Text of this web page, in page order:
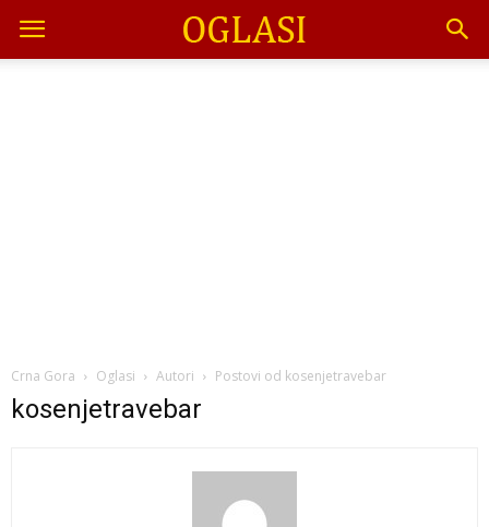
Crna Gora Oglasi Autori Postovi od kosenjetravebar
kosenjetravebar